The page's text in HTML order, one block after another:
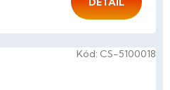
Kód: CS-5100018